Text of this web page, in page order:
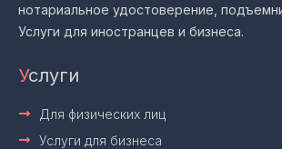
нотариальное удостоверение,
Услуги для иностранцев и бизнеса.
Услуги
Для физических лиц
Услуги для бизнеса